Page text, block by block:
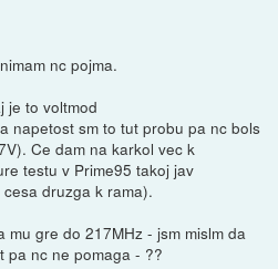
nc pojma.
je to voltmod
napetost sm to tut probu pa nc bols
Ce dam na karkol vec k
testu v Prime95 takoj jav
druzga k rama).
mu gre do 217MHz - jsm mislm da
pa nc ne pomaga - ??